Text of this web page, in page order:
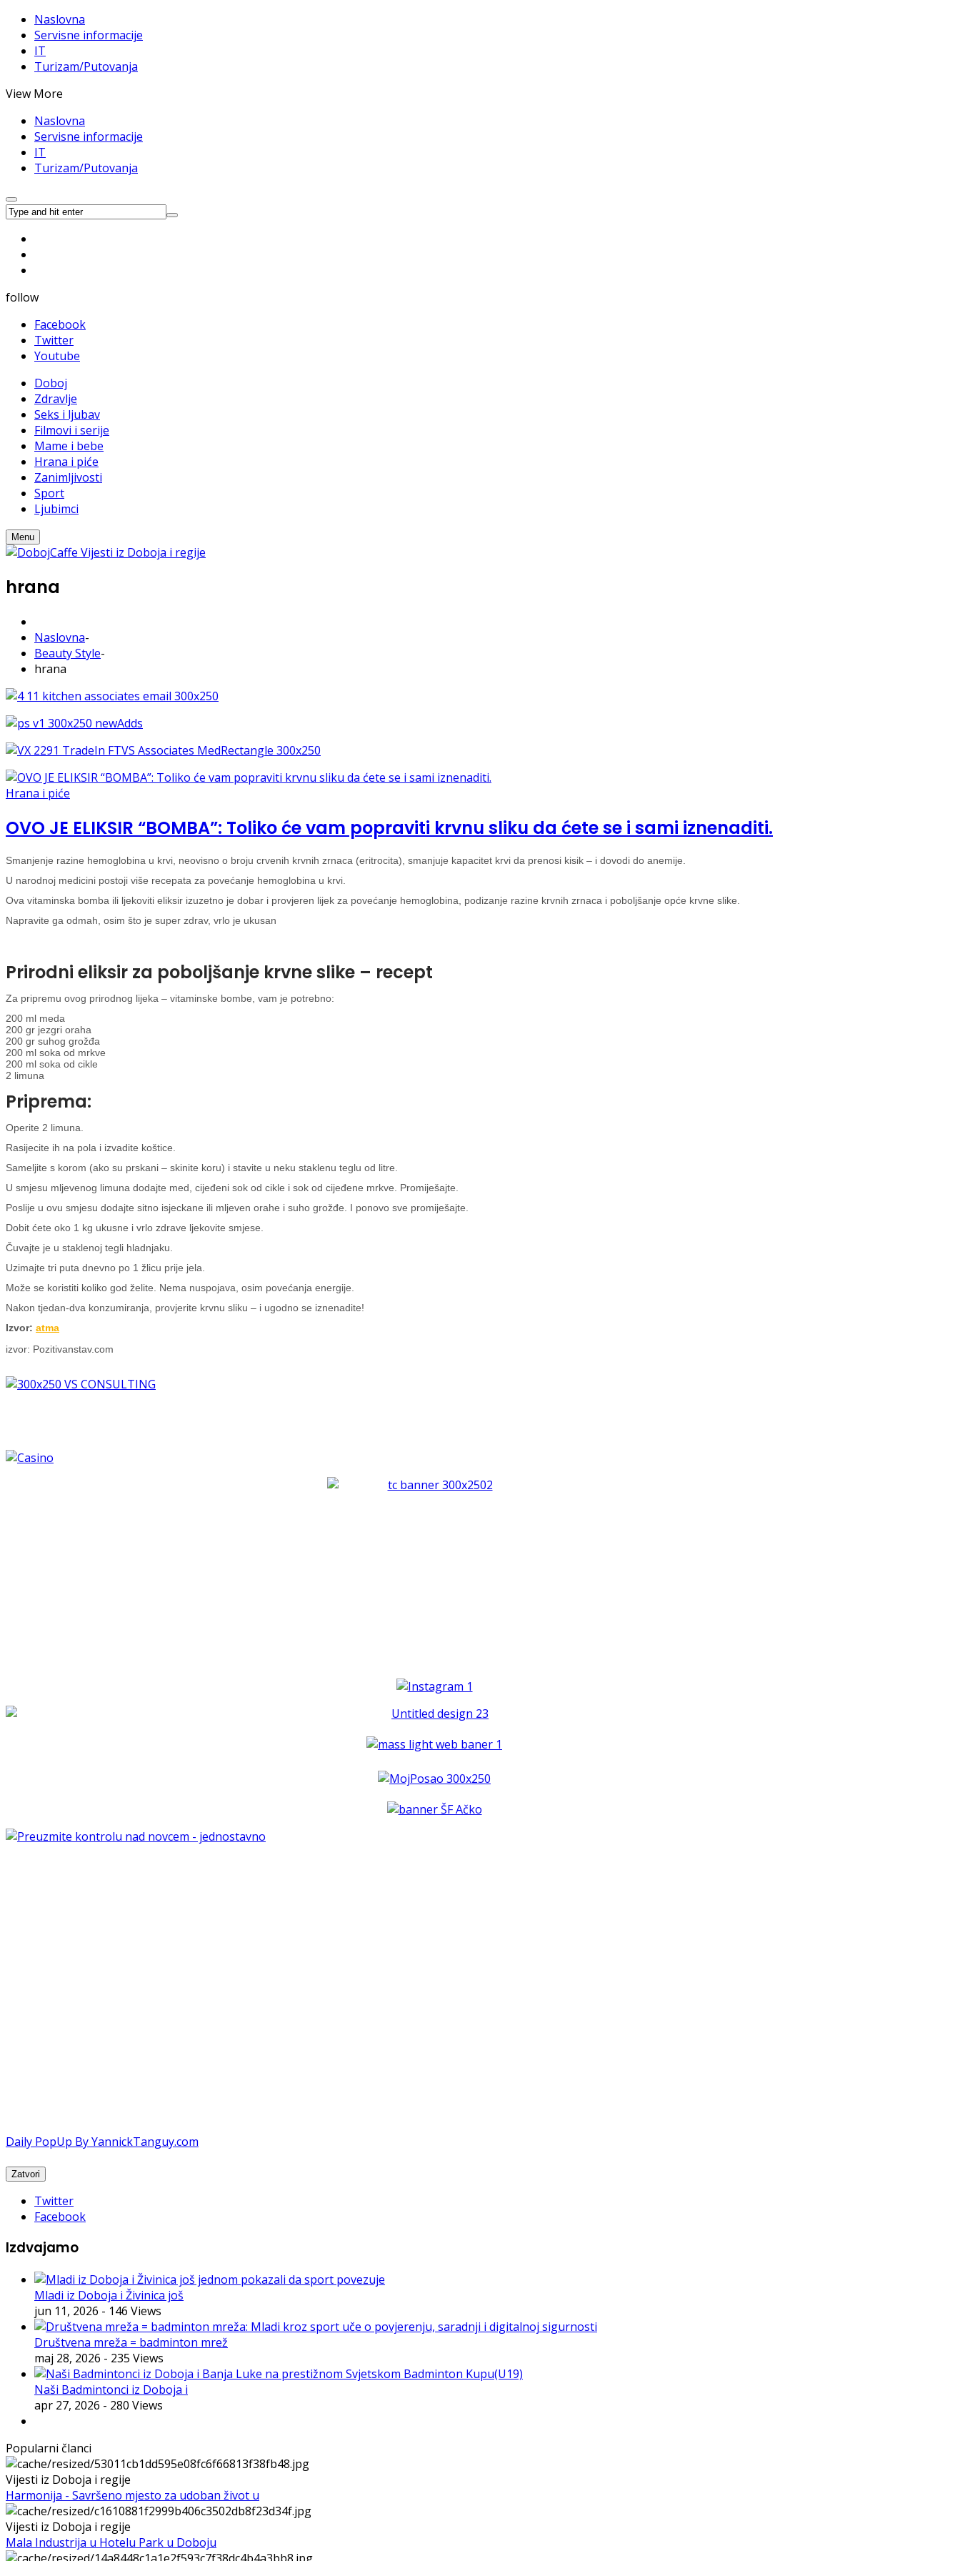
Naslovna
Servisne informacije
IT
Turizam/Putovanja
View More
Naslovna
Servisne informacije
IT
Turizam/Putovanja
follow
Facebook
Twitter
Youtube
Doboj
Zdravlje
Seks i ljubav
Filmovi i serije
Mame i bebe
Hrana i piće
Zanimljivosti
Sport
Ljubimci
Menu
hrana
Naslovna-
Beauty Style-
hrana
Hrana i piće
OVO JE ELIKSIR “BOMBA”: Toliko će vam popraviti krvnu sliku da ćete se i sami iznenaditi.
Smanjenje razine hemoglobina u krvi, neovisno o broju crvenih krvnih zrnaca (eritrocita), smanjuje kapacitet krvi da prenosi kisik – i dovodi do anemije.
U narodnoj medicini postoji više recepata za povećanje hemoglobina u krvi.
Ova vitaminska bomba ili ljekoviti eliksir izuzetno je dobar i provjeren lijek za povećanje hemoglobina, podizanje razine krvnih zrnaca i poboljšanje opće krvne slike.
Napravite ga odmah, osim što je super zdrav, vrlo je ukusan
Prirodni eliksir za poboljšanje krvne slike – recept
Za pripremu ovog prirodnog lijeka – vitaminske bombe, vam je potrebno:
200 ml meda
200 gr jezgri oraha
200 gr suhog grožđa
200 ml soka od mrkve
200 ml soka od cikle
2 limuna
Priprema:
Operite 2 limuna.
Rasijecite ih na pola i izvadite koštice.
Sameljite s korom (ako su prskani – skinite koru) i stavite u neku staklenu teglu od litre.
U smjesu mljevenog limuna dodajte med, cijeđeni sok od cikle i sok od cijeđene mrkve. Promiješajte.
Poslije u ovu smjesu dodajte sitno isjeckane ili mljeven orahe i suho grožđe. I ponovo sve promiješajte.
Dobit ćete oko 1 kg ukusne i vrlo zdrave ljekovite smjese.
Čuvajte je u staklenoj tegli hladnjaku.
Uzimajte tri puta dnevno po 1 žlicu prije jela.
Može se koristiti koliko god želite. Nema nuspojava, osim povećanja energije.
Nakon tjedan-dva konzumiranja, provjerite krvnu sliku – i ugodno se iznenadite!
Izvor: atma
izvor: Pozitivanstav.com
Daily PopUp By YannickTanguy.com
Twitter
Facebook
Izdvajamo
Mladi iz Doboja i Živinica još
jun 11, 2026 - 146 Views
Društvena mreža = badminton mrež
maj 28, 2026 - 235 Views
Naši Badmintonci iz Doboja i
apr 27, 2026 - 280 Views
Popularni članci
Vijesti iz Doboja i regije
Harmonija - Savršeno mjesto za udoban život u
Vijesti iz Doboja i regije
Mala Industrija u Hotelu Park u Doboju